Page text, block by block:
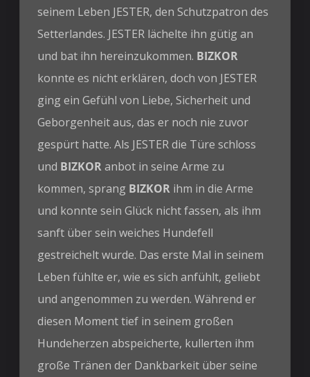
seinem Leben JESTER, den Schutzpatron des
Setterlandes. JESTER lächelte ihn gütig an
und bat ihn hereinzukommen. BIZKOR
konnte es nicht erklären, doch von JESTER
ging ein Gefühl von Liebe, Sicherheit und
Geborgenheit aus, das er noch nie zuvor
gespürt hatte. Als JESTER die Türe schloss
und BIZKORanbot in seine Arme zu
kommen, sprang BIZKOR ihm in die Arme
und konnte sein Glück nicht fassen, als ihm
sanft über sein weiches Hundefell
gestreichelt wurde. Das erste Mal in seinem
Leben fühlte er, wie es sich anfühlt, geliebt
und angenommen zu werden. Während er
diesen Moment tief in seinem großen
Hundeherzen abspeicherte, kullerten ihm
große Tränen der Dankbarkeit über seine